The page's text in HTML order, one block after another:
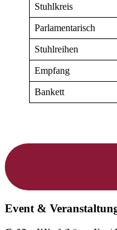
Stuhlkreis
Parlamentarisch
Stuhlreihen
Empfang
Bankett
Event &